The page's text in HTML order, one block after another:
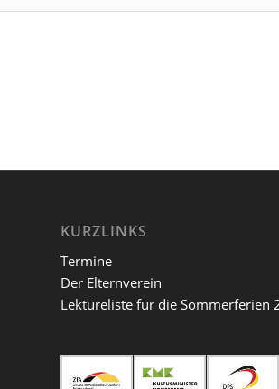
KURZLINKS
Termine
Der Elternverein
Lektüreliste für die Sommerferien